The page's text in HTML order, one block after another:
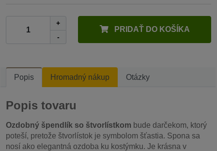
+
-
PRIDAŤ DO KOŠÍKA
Popis Hromadný nákup Otázky
Popis tovaru
Ozdobný špendlík so štvorlístkom bude darčekom, ktorý
poteší, pretože štvorlístok je symbolom šťastia. Spona sa
nosí ako elegantná ozdoba ku kostýmku. Je krásna v